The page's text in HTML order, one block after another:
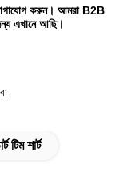
করুন। আমরা B2B
এখানে আছি।
টিম শার্ট